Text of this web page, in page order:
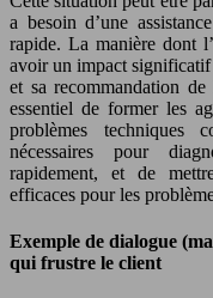
a besoin d’une
rapide. La manière dont
avoir un impact
et sa recommandation
essentiel de former les
problèmes techniques
nécessaires pour
rapidement, et de
efficaces pour les
Exemple de dialogue
qui frustre le client